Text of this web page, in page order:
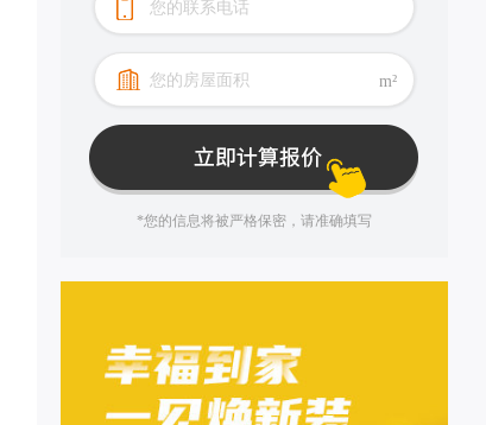
m²
*您的信息将被严格保密，请准确填写